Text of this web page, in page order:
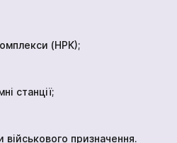
(НРК);
станції;
військового призначення.